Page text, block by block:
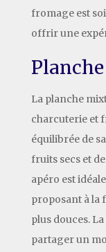
fromage est
offrir une
La planche
charcuterie et
équilibrée de
fruits secs et
apéro est
proposant à la
plus douces.
partager un